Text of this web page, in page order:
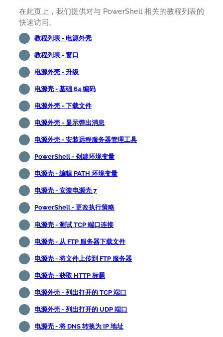
在此页上，我们提供对与 PowerShell 相关的教程列表的
快速访问。
教程列表 - 电源外壳
教程列表 - 窗口
电源外壳 - 升级
电源壳 - 基础 64 编码
电源外壳 - 下载文件
电源外壳 - 显示弹出消息
电源外壳 - 安装远程服务器管理工具
PowerShell - 创建环境变量
电源壳 - 编辑 PATH 环境变量
电源壳 - 安装电源壳 7
PowerShell - 更改执行策略
电源壳 - 测试 TCP 端口连接
电源壳 - 从 FTP 服务器下载文件
电源壳 - 将文件上传到 FTP 服务器
电源壳 - 获取 HTTP 标题
电源外壳 - 列出打开的 TCP 端口
电源外壳 - 列出打开的 UDP 端口
电源壳 - 将 DNS 转换为 IP 地址